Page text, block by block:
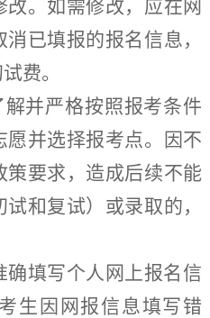
。如需修改，应在网
已填报的报名信息，
费。
并严格按照报考条件
愿并选择报考点。因不
要求，造成后续不能
和复试）或录取的，
确填写个人网上报名信
生因网报信息填写错